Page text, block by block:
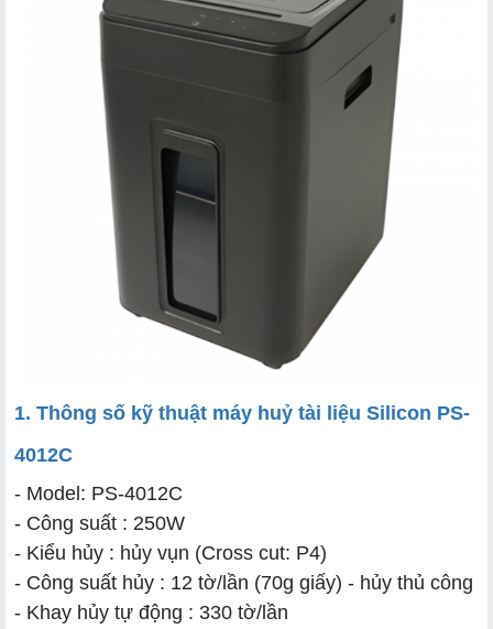
1. Thông số kỹ thuật máy huỷ tài liệu Silicon PS-
4012C
- Model: PS-4012C
- Công suất : 250W
- Kiểu hủy : hủy vụn (Cross cut: P4)
- Công suất hủy : 12 tờ/lần (70g giấy) - hủy thủ công
- Khay hủy tự động : 330 tờ/lần